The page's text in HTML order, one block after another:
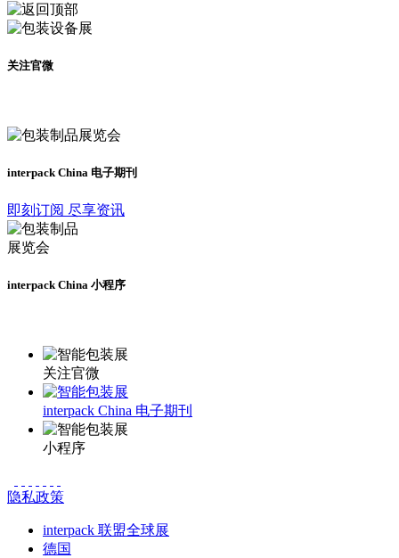
关注官微
interpack China 电子期刊
即刻订阅 尽享资讯
interpack China 小程序
关注官微
interpack China 电子期刊
小程序
隐私政策
interpack 联盟全球展
德国